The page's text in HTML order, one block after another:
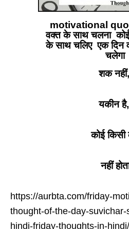
motivational
वक्त के साथ चलना
के साथ चलिए एक
चलेगा
शक नहीं,
यकीन है,
कोई किसी
नहीं
https://aurbta.com/friday-
thought-of-the-day-
hindi-friday-thoughts-in-hindi/